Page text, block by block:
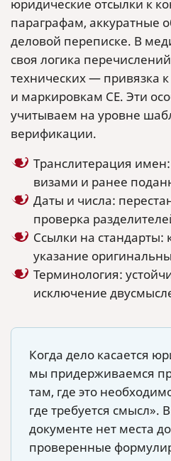
юридические отсылки к
параграфам, аккуратные
деловой переписке. В
своя логика
технических — привязка
и маркировкам CE. Эти
учитываем на уровне
верификации.
Транслитерация
визами и ранее
Даты и числа:
проверка
Ссылки на стандарты:
указание
Терминология:
исключение
Когда дело касается
мы придерживаемся
там, где это
где требуется смысл».
документе нет места
проверенные